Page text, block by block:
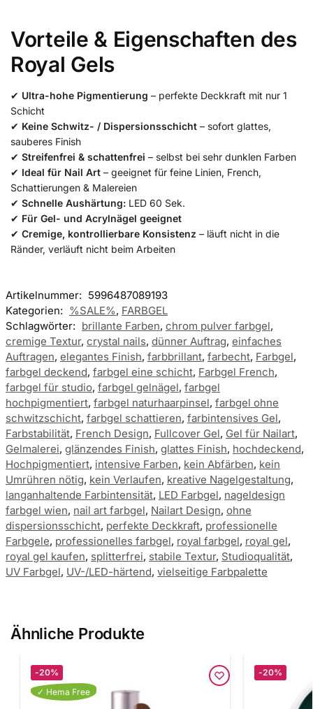
Vorteile & Eigenschaften des
Royal Gels
✔ Ultra-hohe Pigmentierung – perfekte Deckkraft mit nur 1
Schicht
✔ Keine Schwitz- / Dispersionsschicht – sofort glattes,
sauberes Finish
✔ Streifenfrei & schattenfrei – selbst bei sehr dunklen Farben
✔ Ideal für Nail Art – geeignet für feine Linien, French,
Schattierungen & Malereien
✔ Schnelle Aushärtung: LED 60 Sek.
✔ Für Gel- und Acrylnägel geeignet
✔ Cremige, kontrollierbare Konsistenz – läuft nicht in die
Ränder, verläuft nicht beim Arbeiten
Artikelnummer: 5996487089193
Kategorien: %SALE%, FARBGEL
Schlagwörter: brillante Farben, chrom pulver farbgel,
cremige Textur, crystal nails, dünner Auftrag, einfaches
Auftragen, elegantes Finish, farbbrillant, farbecht, Farbgel,
farbgel deckend, farbgel eine schicht, Farbgel French,
farbgel für studio, farbgel gelnägel, farbgel
hochpigmentiert, farbgel naturhaarpinsel, farbgel ohne
schwitzschicht, farbgel schattieren, farbintensives Gel,
Farbstabilität, French Design, Fullcover Gel, Gel für Nailart,
Gelmalerei, glänzendes Finish, glattes Finish, hochdeckend,
Hochpigmentiert, intensive Farben, kein Abfärben, kein
Umrühren nötig, kein Verlaufen, kreative Nagelgestaltung,
langanhaltende Farbintensität, LED Farbgel, nageldesign
farbgel wien, nail art farbgel, Nailart Design, ohne
dispersionsschicht, perfekte Deckkraft, professionelle
Farbgele, professionelles farbgel, royal farbgel, royal gel,
royal gel kaufen, splitterfrei, stabile Textur, Studioqualität,
UV Farbgel, UV-/LED-härtend, vielseitige Farbpalette
Ähnliche Produkte
-20%
✓ Hema Free
-20%